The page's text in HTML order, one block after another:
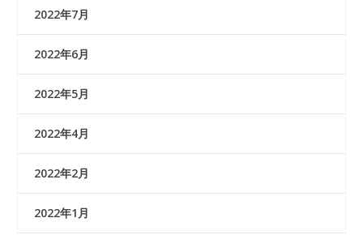
2022年7月
2022年6月
2022年5月
2022年4月
2022年2月
2022年1月